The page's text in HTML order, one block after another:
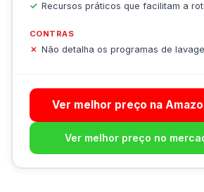
Recursos práticos que facilitam a
CONTRAS
Não detalha os programas de
Ver melhor preço na
Ver melhor preço no